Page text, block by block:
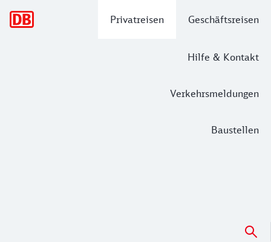
Privatreisen Geschäftsreisen
Hilfe & Kontakt
Verkehrsmeldungen
Baustellen